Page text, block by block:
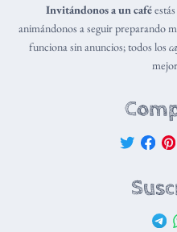
Invitándonos a un café
animándonos a seguir preparando
funciona sin anuncios; todos los